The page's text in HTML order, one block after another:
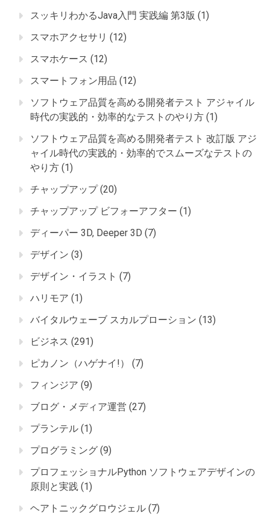
スッキリわかるJava入門 実践編 第3版 (1)
スマホアクセサリ (12)
スマホケース (12)
スマートフォン用品 (12)
ソフトウェア品質を高める開発者テスト アジャイル
時代の実践的・効率的なテストのやり方 (1)
ソフトウェア品質を高める開発者テスト 改訂版 アジ
ャイル時代の実践的・効率的でスムーズなテストの
やり方 (1)
チャップアップ(20)
チャップアップ ビフォーアフター (1)
ディーパー 3D, Deeper 3D (7)
デザイン (3)
デザイン・イラスト (7)
ハリモア (1)
バイタルウェーブ スカルプローション (13)
ビジネス (291)
ピカノン（ハゲナイ!）
(7)
フィンジア (9)
ブログ・メディア運営 (27)
プランテル (1)
プログラミング (9)
プロフェッショナルPython ソフトウェアデザインの
原則と実践 (1)
ヘアトニックグロウジェル (7)